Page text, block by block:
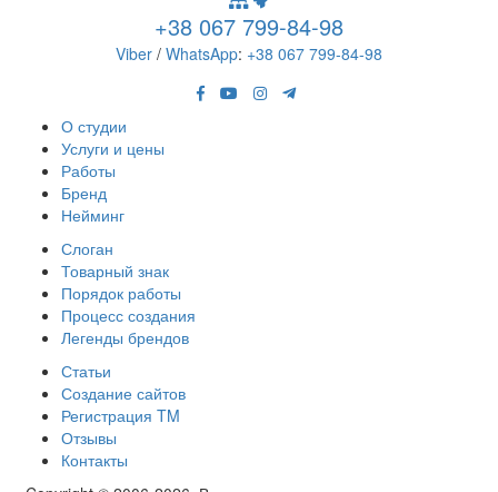
+38 067 799-84-98
Viber / WhatsApp: +38 067 799-84-98
О студии
Услуги и цены
Работы
Бренд
Нейминг
Слоган
Товарный знак
Порядок работы
Процесс создания
Легенды брендов
Статьи
Создание сайтов
Регистрация TM
Отзывы
Контакты